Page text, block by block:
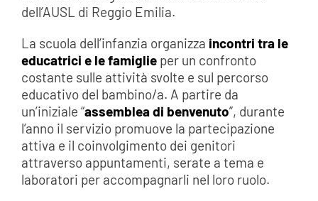
dell’AUSL di Reggio Emilia.
La scuola dell’infanzia organizza incontri tra le
educatrici e le famiglieper un confronto
costante sulle attività svolte e sul percorso
educativo del bambino/a. A partire da
un’iniziale “assemblea di benvenuto”, durante
l’anno il servizio promuove la partecipazione
attiva e il coinvolgimento dei genitori
attraverso appuntamenti, serate a tema e
laboratori per accompagnarli nel loro ruolo.